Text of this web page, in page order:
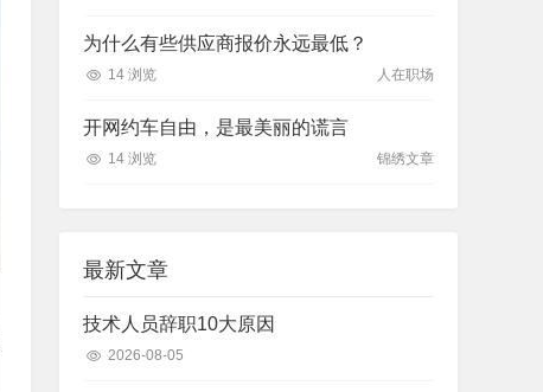
为什么有些供应商报价永远最低？
14 浏览 人在职场
开网约车自由，是最美丽的谎言
14 浏览 锦绣文章
最新文章
技术人员辞职10大原因
2026-08-05